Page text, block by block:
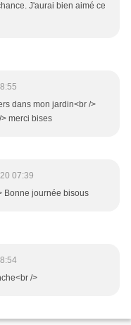
J'aurai bien aimé ce
dans mon jardin<br />
merci bises
07:39
Bonne journée bisous
/>